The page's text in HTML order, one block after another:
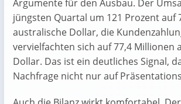
Argumente für den Ausbau. Der
jüngsten Quartal um 121 Prozent auf
australische Dollar, die
vervielfachten sich auf 77,4 Millionen
Dollar. Das ist ein deutliches Signal,
Nachfrage nicht nur auf